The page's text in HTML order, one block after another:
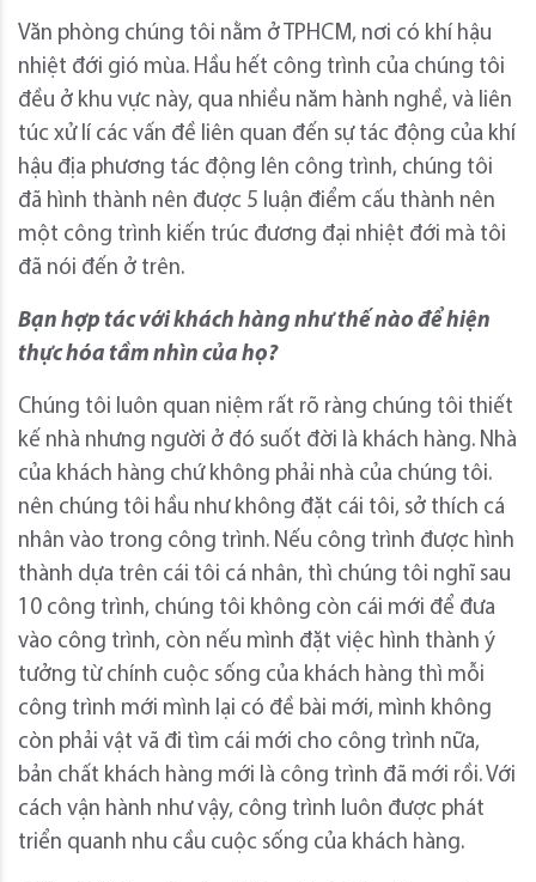
Văn phòng chúng tôi nằm ở TPHCM, nơi có khí hậu
nhiệt đới gió mùa. Hầu hết công trình của chúng tôi
đều ở khu vực này, qua nhiều năm hành nghề, và liên
túc xử lí các vấn đề liên quan đến sự tác động của khí
hậu địa phương tác động lên công trình, chúng tôi
đã hình thành nên được 5 luận điểm cấu thành nên
một công trình kiến trúc đương đại nhiệt đới mà tôi
đã nói đến ở trên.
Bạn hợp tác với khách hàng như thế nào để hiện
thực hóa tầm nhìn của họ?
Chúng tôi luôn quan niệm rất rõ ràng chúng tôi thiết
kế nhà nhưng người ở đó suốt đời là khách hàng. Nhà
của khách hàng chứ không phải nhà của chúng tôi.
nên chúng tôi hầu như không đặt cái tôi, sở thích cá
nhân vào trong công trình. Nếu công trình được hình
thành dựa trên cái tôi cá nhân, thì chúng tôi nghĩ sau
10 công trình, chúng tôi không còn cái mới để đưa
vào công trình, còn nếu mình đặt việc hình thành ý
tưởng từ chính cuộc sống của khách hàng thì mỗi
công trình mới mình lại có đề bài mới, mình không
còn phải vật vã đi tìm cái mới cho công trình nữa,
bản chất khách hàng mới là công trình đã mới rồi. Với
cách vận hành như vậy, công trình luôn được phát
triển quanh nhu cầu cuộc sống của khách hàng.